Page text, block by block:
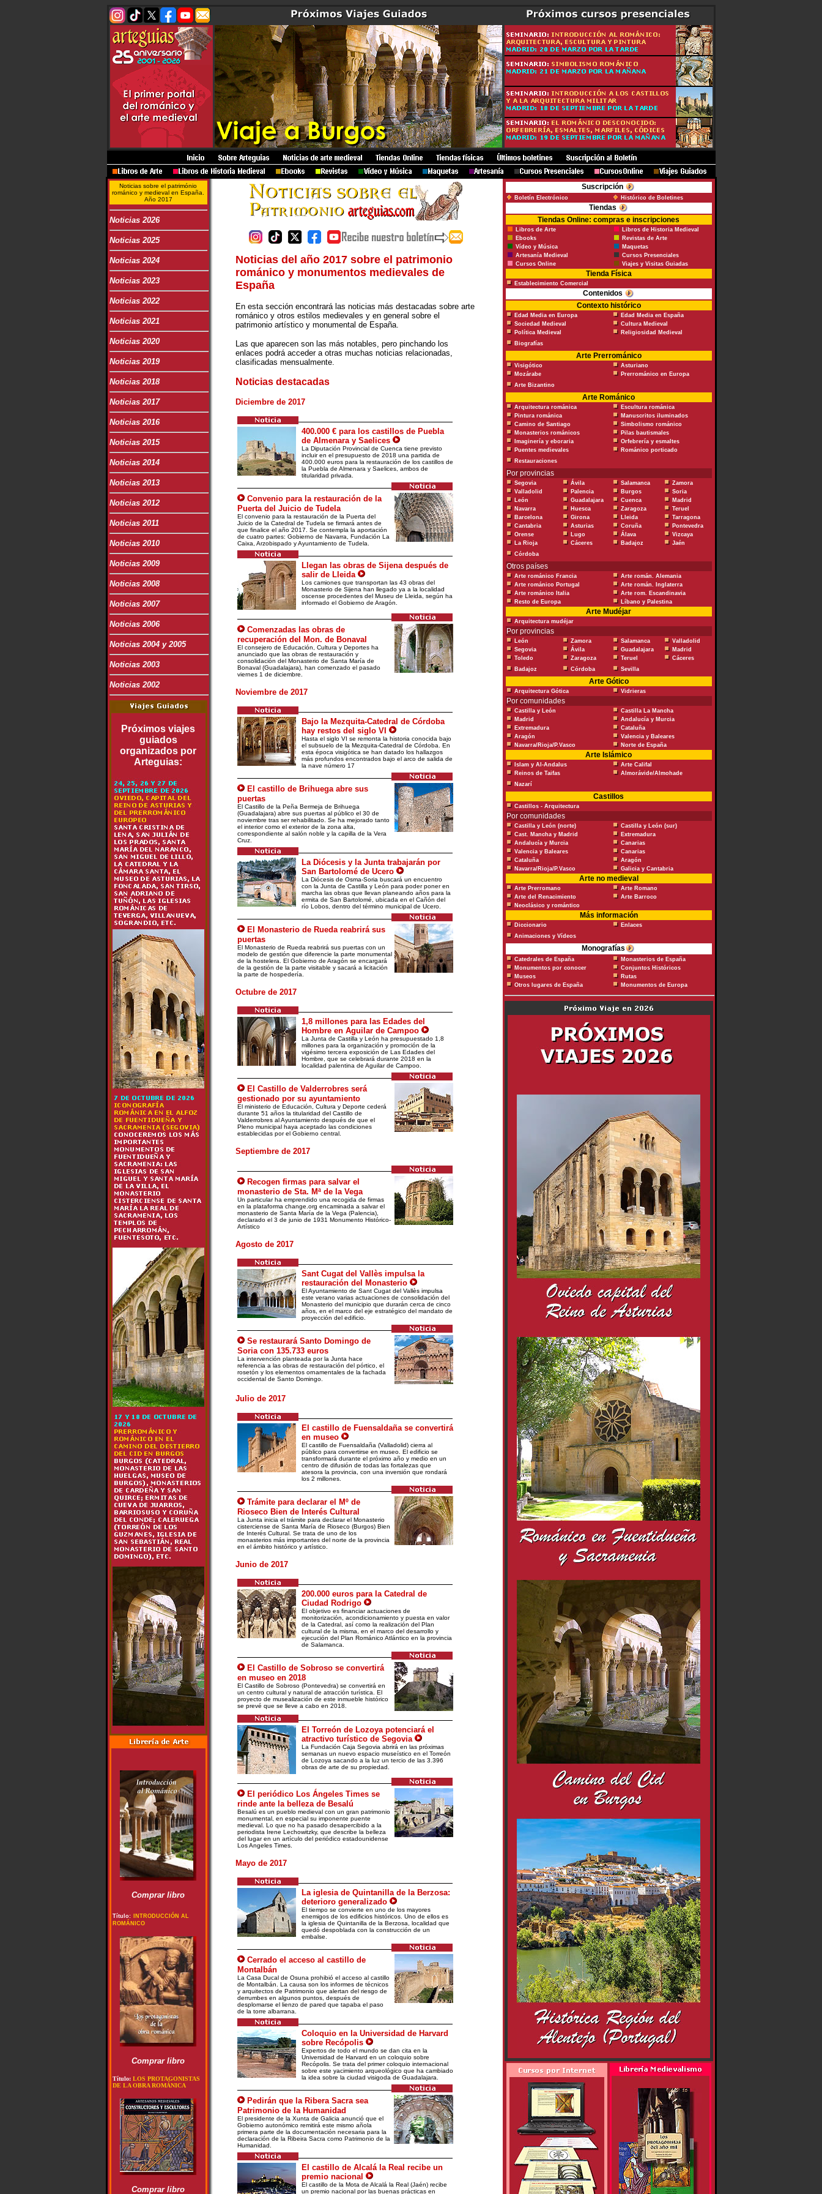
Noticias sobre el património
románico y medieval en España.
Año 2017
Noticias 2026
Noticias 2025
Noticias 2024
Noticias 2023
Noticias 2022
Noticias 2021
Noticias 2020
Noticias 2019
Noticias 2018
Noticias 2017
Noticias 2016
Noticias 2015
Noticias 2014
Noticias 2013
Noticias 2012
Noticias 2011
Noticias 2010
Noticias 2009
Noticias 2008
Noticias 2007
Noticias 2006
Noticias 2004 y 2005
Noticias 2003
Noticias 2002
Próximos viajes
guiados
organizados por
Arteguias:
Comprar libro
Título:
INTRODUCCIÓN AL
ROMÁNICO
Comprar libro
Título: LOS PROTAGONISTAS
DE LA OBRA ROMÁNICA
Comprar libro
Noticias del año 2017 sobre el patrimonio
románico y monumentos medievales de
España
En esta sección encontrará las noticias más destacadas sobre arte
románico y otros estilos medievales y en general sobre el
patrimonio artístico y monumental de España.
Las que aparecen son las más notables, pero pinchando los
enlaces podrá acceder a otras muchas noticias relacionadas,
clasificadas mensualmente.
Noticias destacadas
Diciembre de 2017
400.000 € para los castillos de Puebla
de Almenara y Saelices
La Diputación Provincial de Cuenca tiene previsto
incluir en el presupuesto de 2018 una partida de
400.000 euros para la restauración de los castillos de
la Puebla de Almenara y Saelices, ambos de
titularidad privada.
Convenio para la restauración de la
Puerta del Juicio de Tudela
El convenio para la restauración de la Puerta del
Juicio de la Catedral de Tudela se firmará antes de
que finalice el año 2017. Se contempla la aportación
de cuatro partes: Gobierno de Navarra, Fundación La
Caixa, Arzobispado y Ayuntamiento de Tudela.
Llegan las obras de Sijena después de
salir de Lleida
Los camiones que transportan las 43 obras del
Monasterio de Sijena han llegado ya a la localidad
oscense procedentes del Museu de Lleida, según ha
informado el Gobierno de Aragón.
Comenzadas las obras de
recuperación del Mon. de Bonaval
El consejero de Educación, Cultura y Deportes ha
anunciado que las obras de restauración y
consolidación del Monasterio de Santa María de
Bonaval (Guadalajara), han comenzado el pasado
viernes 1 de diciembre.
Noviembre de 2017
Bajo la Mezquita-Catedral de Córdoba
hay restos del siglo VI
Hasta el siglo VI se remonta la historia conocida bajo
el subsuelo de la Mezquita-Catedral de Córdoba. En
esta época visigótica se han datado los hallazgos
más profundos encontrados bajo el arco de salida de
la nave número 17
El castillo de Brihuega abre sus
puertas
El Castillo de la Peña Bermeja de Brihuega
(Guadalajara) abre sus puertas al público el 30 de
noviembre tras ser rehabilitado. Se ha mejorado tanto
el interior como el exterior de la zona alta,
correspondiente al salón noble y la capilla de la Vera
Cruz.
La Diócesis y la Junta trabajarán por
San Bartolomé de Ucero
La Diócesis de Osma-Soria buscará un encuentro
con la Junta de Castilla y León para poder poner en
marcha las obras que llevan planeando años para la
ermita de San Bartolomé, ubicada en el Cañón del
río Lobos, dentro del término municipal de Ucero.
El Monasterio de Rueda reabrirá sus
puertas
El Monasterio de Rueda reabrirá sus puertas con un
modelo de gestión que diferencie la parte monumental
de la hostelera. El Gobierno de Aragón se encargará
de la gestión de la parte visitable y sacará a licitación
la parte de hospedería.
Octubre de 2017
1,8 millones para las Edades del
Hombre en Aguilar de Campoo
La Junta de Castilla y León ha presupuestado 1,8
millones para la organización y promoción de la
vigésimo tercera exposición de Las Edades del
Hombre, que se celebrará durante 2018 en la
localidad palentina de Aguilar de Campoo.
El Castillo de Valderrobres será
gestionado por su ayuntamiento
El ministerio de Educación, Cultura y Deporte cederá
durante 51 años la titularidad del Castillo de
Valderrobres al Ayuntamiento después de que el
Pleno municipal haya aceptado las condiciones
establecidas por el Gobierno central.
Septiembre de 2017
Recogen firmas para salvar el
monasterio de Sta. Mª de la Vega
Un particular ha emprendido una recogida de firmas
en la plataforma change.org encaminada a salvar el
monasterio de Santa María de la Vega (Palencia),
declarado el 3 de junio de 1931 Monumento Histórico-
Artístico
Agosto de 2017
Sant Cugat del Vallès impulsa la
restauración del Monasterio
El Ayuntamiento de Sant Cugat del Vallès impulsa
este verano varias actuaciones de consolidación del
Monasterio del municipio que durarán cerca de cinco
años, en el marco del eje estratégico del mandato de
proyección del edificio.
Se restaurará Santo Domingo de
Soria con 135.733 euros
La intervención planteada por la Junta hace
referencia a las obras de restauración del pórtico, el
rosetón y los elementos ornamentales de la fachada
occidental de Santo Domingo.
Julio de 2017
El castillo de Fuensaldaña se convertirá
en museo
El castillo de Fuensaldaña (Valladolid) cierra al
público para convertirse en museo. El edificio se
transformará durante el próximo año y medio en un
centro de difusión de todas las fortalezas que
atesora la provincia, con una inversión que rondará
los 2 millones.
Trámite para declarar el Mº de
Rioseco Bien de Interés Cultural
La Junta inicia el trámite para declarar el Monasterio
cisterciense de Santa María de Rioseco (Burgos) Bien
de Interés Cultural. Se trata de uno de los
monasterios más importantes del norte de la provincia
en el ámbito histórico y artístico.
Junio de 2017
200.000 euros para la Catedral de
Ciudad Rodrigo
El objetivo es financiar actuaciones de
monitorización, acondicionamiento y puesta en valor
de la Catedral, así como la realización del Plan
cultural de la misma, en el marco del desarrollo y
ejecución del Plan Románico Atlántico en la provincia
de Salamanca.
El Castillo de Sobroso se convertirá
en museo en 2018
El Castillo de Sobroso (Pontevedra) se convertirá en
un centro cultural y natural de atracción turística. El
proyecto de musealización de este inmueble histórico
se prevé que se lleve a cabo en 2018.
El Torreón de Lozoya potenciará el
atractivo turístico de Segovia
La Fundación Caja Segovia abrirá en las próximas
semanas un nuevo espacio museístico en el Torreón
de Lozoya sacando a la luz un tercio de las 3.396
obras de arte de su propiedad.
El periódico Los Ángeles Times se
rinde ante la belleza de Besalú
Besalú es un pueblo medieval con un gran patrimonio
monumental, en especial su imponente puente
medieval. Lo que no ha pasado desapercibido a la
periodista Irene Lechowitzky, que describe la belleza
del lugar en un artículo del periódico estadounidense
Los Angeles Times.
Mayo de 2017
La iglesia de Quintanilla de la Berzosa:
deterioro generalizado
El tiempo se convierte en uno de los mayores
enemigos de los edificios históricos. Uno de ellos es
la iglesia de Quintanilla de la Berzosa, localidad que
quedó despoblada con la construcción de un
embalse.
Cerrado el acceso al castillo de
Montalbán
La Casa Ducal de Osuna prohibió el acceso al castillo
de Montalbán. La causa son los informes de técnicos
y arquitectos de Patrimonio que alertan del riesgo de
derrumbes en algunos puntos, después de
desplomarse el lienzo de pared que tapaba el paso
de la torre albarrana.
Coloquio en la Universidad de Harvard
sobre Recópolis
Expertos de todo el mundo se dan cita en la
Universidad de Harvard en un coloquio sobre
Recópolis. Se trata del primer coloquio internacional
sobre este yacimiento arqueológico que ha cambiado
la idea sobre la ciudad visigoda de Guadalajara.
Pedirán que la Ribera Sacra sea
Patrimonio de la Humanidad
El presidente de la Xunta de Galicia anunció que el
Gobierno autonómico remitirá este mismo añola
primera parte de la documentación necesaria para la
declaración de la Ribeira Sacra como Patrimonio de la
Humanidad.
El castillo de Alcalá la Real recibe un
premio nacional
El castillo de la Mota de Alcalá la Real (Jaén) recibe
un premio nacional por las buenas prácticas en
Suscripción
Boletín Electrónico Histórico de Boletines
Tiendas
Tiendas Online: compras e inscripciones
Libros de Arte
Libros de Historia Medieval
Ebooks
Revistas de Arte
Vídeo y Música
Maquetas
Artesanía Medieval
Cursos Presenciales
Cursos Online
Viajes y Visitas Guiadas
Tienda Física
Establecimiento Comercial
Contenidos
Contexto histórico
Edad Media en Europa
Edad Media en España
Sociedad Medieval
Cultura Medieval
Política Medieval
Religiosidad Medieval
Biografías
Arte Prerrománico
Visigótico
Asturiano
Mozárabe
Prerrománico en Europa
Arte Bizantino
Arte Románico
Arquitectura románica
Escultura románica
Pintura románica
Manuscritos iluminados
Camino de Santiago
Simbolismo románico
Monasterios románicos
Pilas bautismales
Imaginería y eboraria
Orfebrería y esmaltes
Puentes medievales
Románico porticado
Restauraciones
Por provincias
Segovia Ávila Salamanca
Zamora
Valladolid
Palencia Burgos
Soria
León
Guadalajara Cuenca
Madrid
Navarra
Huesca Zaragoza
Teruel
Barcelona
Girona Lleida
Tarragona
Cantabria
Asturias Coruña
Pontevedra
Orense
Lugo Álava
Vizcaya
La Rioja
Cáceres Badajoz
Jaén
Córdoba
Otros países
Arte románico Francia
Arte román. Alemania
Arte románico Portugal
Arte román. Inglaterra
Arte románico Italia
Arte rom. Escandinavia
Resto de Europa
Líbano y Palestina
Arte Mudéjar
Arquitectura mudéjar
Por provincias
León Zamora Salamanca
Valladolid
Segovia
Ávila Guadalajara
Madrid
Toledo
Zaragoza Teruel
Cáceres
Badajoz
Córdoba Sevilla
Arte Gótico
Arquitectura Gótica Vidrieras
Por comunidades
Castilla y León
Castilla La Mancha
Madrid
Andalucía y Murcia
Extremadura
Cataluña
Aragón
Valencia y Baleares
Navarra/Rioja/P.Vasco
Norte de España
Arte Islámico
Islam y Al-Andalus
Arte Califal
Reinos de Taifas
Almorávide/Almohade
Nazarí
Castillos
Castillos - Arquitectura
Por comunidades
Castilla y León (norte)
Castilla y León (sur)
Cast. Mancha y Madrid
Extremadura
Andalucía y Murcia
Canarias
Valencia y Baleares
Canarias
Cataluña
Aragón
Navarra/Rioja/P.Vasco
Galicia y Cantabria
Arte no medieval
Arte Prerromano
Arte Romano
Arte del Renacimiento
Arte Barroco
Neoclásico y romántico
Más información
Diccionario
Enlaces
Animaciones y Vídeos
Monografías
Catedrales de España
Monasterios de España
Monumentos por conocer
Conjuntos Históricos
Museos
Rutas
Otros lugares de España
Monumentos de Europa